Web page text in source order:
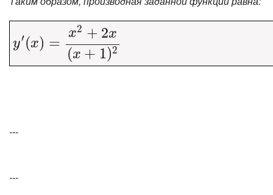
y′(x) =
x2 + 2x
(x + 1)2
y′( x)= x2+2x(x+1)
---
---